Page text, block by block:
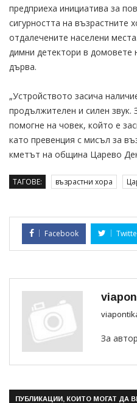
предприеха инициатива за
сигурността на възрастните
отдалечените населени
димни детектори в домовете
дърва.
„Устройството засича
продължителен и силен
помогне на човек, който е
като превенция с мисъл за
кметът на община Царево
ТАГОВЕ: възрастни хора
Facebook
За
ПУБЛИКАЦИИ, КОИТО МОГАТ ДА